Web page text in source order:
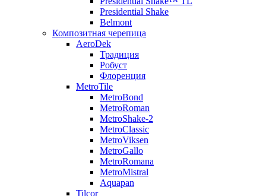
Presidential Shake
Belmont
Композитная черепица
AeroDek
Традиция
Робуст
Флоренция
MetroTile
MetroBond
MetroRoman
MetroShake-2
MetroClassic
MetroViksen
MetroGallo
MetroRomana
MetroMistral
Aquapan
Tilcor